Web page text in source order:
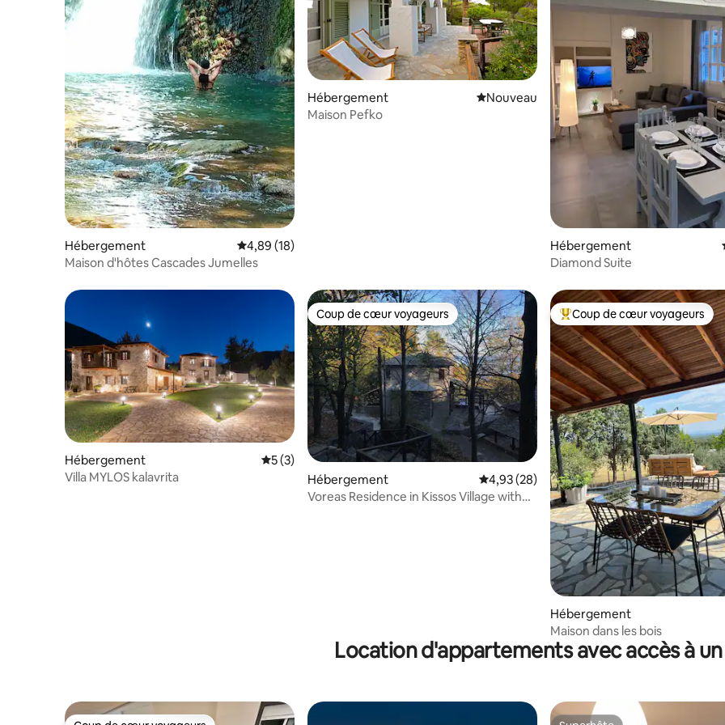
Hébergement Évaluation moyenne sur la base de 18 commentaires : 4,89 sur 5
4,89 (18)
Maison d'hôtes Cascades Jumelles
Hébergement Nouvel hébergement
Nouveau
Maison Pefko
Hébergement
Diamond Suite
Hébergement Évaluation moyenne sur la base de 3 commentaires : 5 sur 5
5 (3)
Villa MYLOS kalavrita
Coup de cœur voyageurs
Coup de cœur voyageurs
Hébergement Évaluation moyenne sur la base de 28
4,93 (28)
Voreas Residence in Kissos Village with
Coups de cœur voyageurs les
Coup de cœur voyageurs
Hébergement
Maison dans les bois
Location d'appartements avec accès à